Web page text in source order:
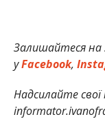
Залишайтеся на
уFacebook,
Надсилайте